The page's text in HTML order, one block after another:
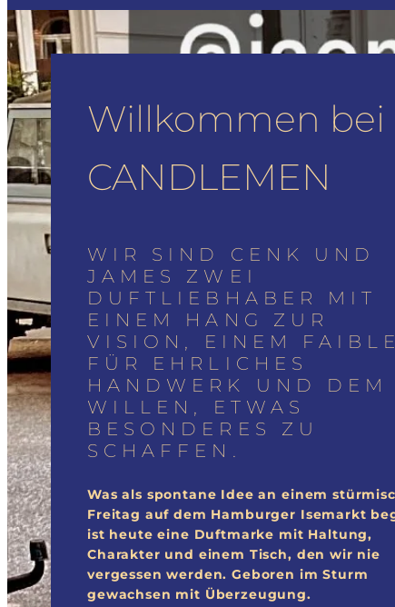
Willkommen bei
CANDLEMEN
WIR SIND CENK UND
JAMES ZWEI
DUFTLIEBHABER MIT
EINEM HANG ZUR
VISION, EINEM FAIBLE
FÜR EHRLICHES
HANDWERK UND DEM
WILLEN, ETWAS
BESONDERES ZU
SCHAFFEN.
Was als spontane Idee an einem
Freitag auf dem Hamburger Isemarkt
ist heute eine Duftmarke mit Haltung,
Charakter und einem Tisch, den wir nie
vergessen werden. Geboren im Sturm
gewachsen mit Überzeugung.